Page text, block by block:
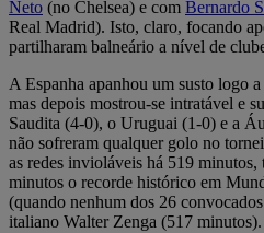
Neto (no Chelsea) e com Bernardo
Real Madrid). Isto, claro, focando
partilharam balneário a nível de
A Espanha apanhou um susto logo
mas depois mostrou-se intratável e
Saudita (4-0), o Uruguai (1-0) e a
não sofreram qualquer golo no
as redes invioláveis há 519 minutos,
minutos o recorde histórico em
(quando nenhum dos 26
italiano Walter Zenga (517 minutos).